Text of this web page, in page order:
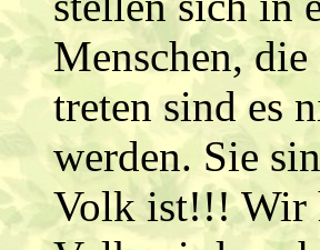
Menschen,
treten sind es
werden. Sie
Volk ist!!! Wir